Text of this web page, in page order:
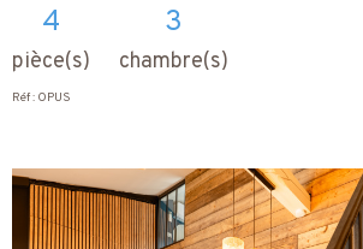
4
pièce(s)
3
chambre(s)
Réf : OPUS